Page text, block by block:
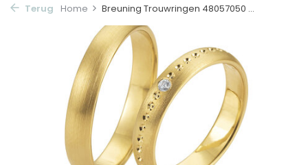
Terug Home Breuning Trouwringen 48057050 ...